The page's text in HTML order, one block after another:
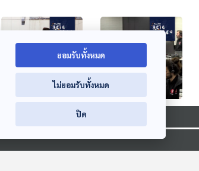
วิทยาศาสตร์ชวน
ฉุกคิด "Ig Nobel
2025"
Sci & Tech
การทำงานส่งยาน
HAKUTO-R ลงจอด
ดวงจันทร์ผ่าน
Sci & Tech
00:00:00
ยอมรับทั้งหมด
ไม่ยอมรับทั้งหมด
ปิด